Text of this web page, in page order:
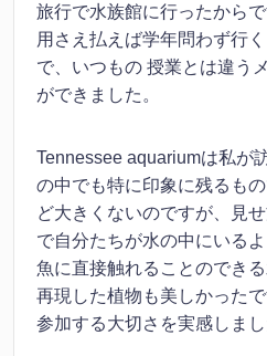
旅行で水族館に行ったから
用さえ払えば学年問わず行
で、いつもの 授業とは違う
ができました。
Tennessee aquariumは私が
の中でも特に印象に残るも
ど大きくないのですが、見
で自分たちが水の中にいる
魚に直接触れることのでき
再現した植物も美しかった
参加する大切さを実感しまし